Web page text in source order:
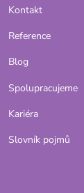
Kontakt
Reference
Blog
Spolupracujeme
Kariéra
Slovník pojmů